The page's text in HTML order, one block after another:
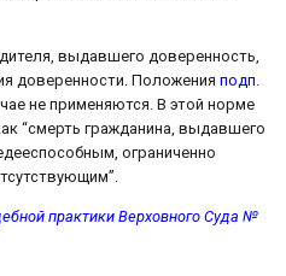
выдавшего доверенность,
доверенности. Положения подп.
не применяются. В этой норме
“смерть гражданина, выдавшего
ограниченно
практики Верховного Суда №